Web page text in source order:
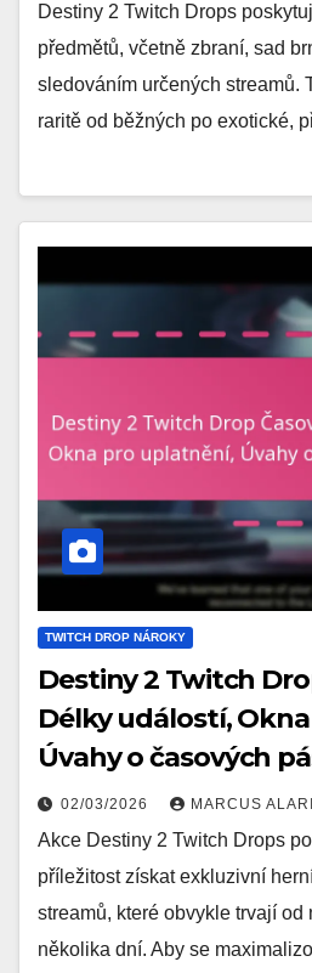
Destiny 2 Twitch Drops
předmětů, včetně zbraní, sad
sledováním určených streamů.
raritě od běžných po exotické,
TWITCH DROP NÁROKY
Destiny 2 Twitch
Délky událostí,
Úvahy o časových
02/03/2026 MARCUS
Akce Destiny 2 Twitch Drops
příležitost získat exkluzivní
streamů, které obvykle trvají
několika dní. Aby se